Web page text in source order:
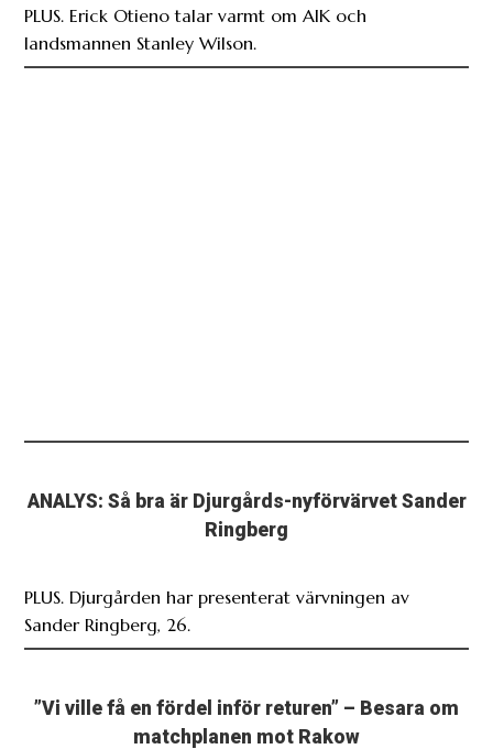
PLUS. Erick Otieno talar varmt om AIK och
landsmannen Stanley Wilson.
ANALYS: Så bra är Djurgårds-nyförvärvet Sander
Ringberg
PLUS. Djurgården har presenterat värvningen av
Sander Ringberg, 26.
”Vi ville få en fördel inför returen” – Besara om
matchplanen mot Rakow